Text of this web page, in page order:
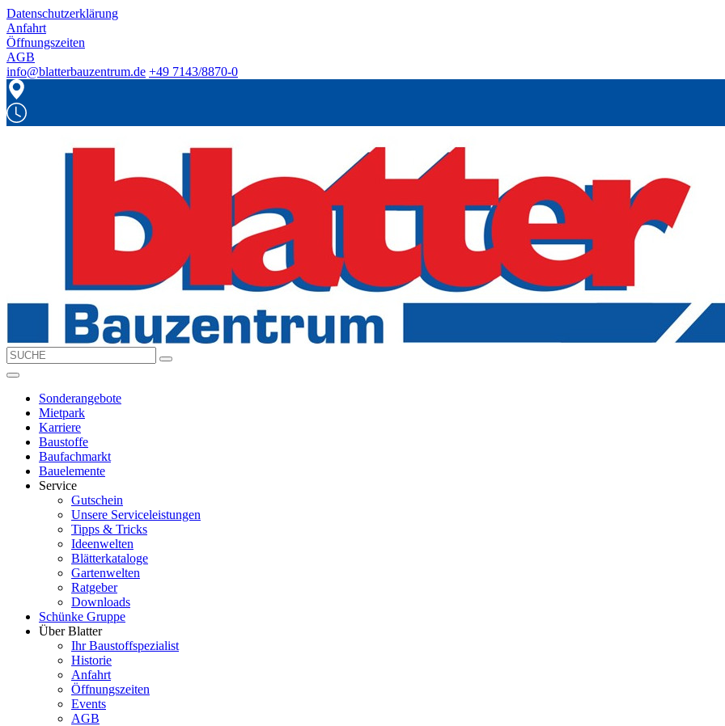
Datenschutzerklärung
Anfahrt
Öffnungszeiten
AGB
info@blatterbauzentrum.de +49 7143/8870-0
Sonderangebote
Mietpark
Karriere
Baustoffe
Baufachmarkt
Bauelemente
Service
Gutschein
Unsere Serviceleistungen
Tipps & Tricks
Ideenwelten
Blätterkataloge
Gartenwelten
Ratgeber
Downloads
Schünke Gruppe
Über Blatter
Ihr Baustoffspezialist
Historie
Anfahrt
Öffnungszeiten
Events
AGB